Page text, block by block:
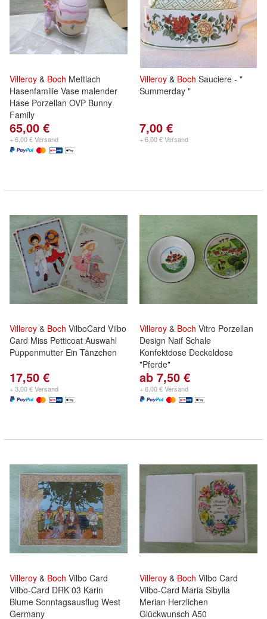
Villeroy & Boch Mettlach
Hasenfamilie Vase malender
Hase Porzellan OVP Bunny
Family
65,00 €
+ 6,00 € Versand
Villeroy & Boch Sauciere - "
Summerday "
7,00 €
+ 6,00 € Versand
Villeroy & Boch VilboCard Vilbo
Card Miss Petticoat Auswahl
Puppenmutter Ein Tänzchen
17,50 €
+ 3,00 € Versand
Villeroy & Boch Vitro Porzellan
Design Naif Schale
Konfektdose Deckeldose
"Pferde"
ab 7,50 €
+ 6,00 € Versand
Villeroy & Boch Vilbo Card
Vilbo-Card DRK 03 Karin
Blume Sonntagsausflug West
Germany
Villeroy & Boch Vilbo Card
Vilbo-Card Maria Sibylla
Merian Herzlichen
Glückwunsch A50